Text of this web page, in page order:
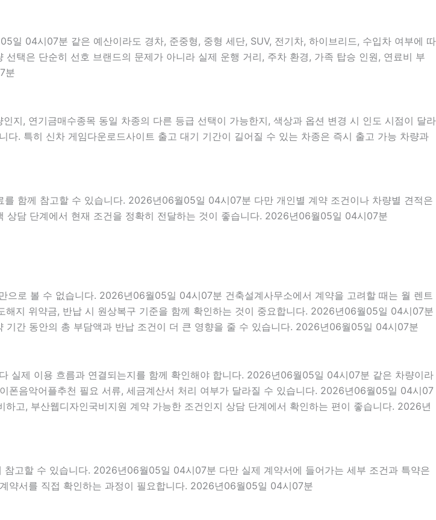
04시07분 같은 예산이라도 경차, 준중형, 중형 세단, SUV, 전기차, 하이브리드, 수입차 여부에 따
택은 단순히 선호 브랜드의 문제가 아니라 실제 운행 거리, 주차 환경, 가족 탑승 인원, 연료비 부
분
지, 연기금매수종목 동일 차종의 다른 등급 선택이 가능한지, 색상과 옵션 변경 시 인도 시점이 달라
. 특히 신차 게임다운로드사이트 출고 대기 기간이 길어질 수 있는 차종은 즉시 출고 가능 차량과
를 함께 참고할 수 있습니다. 2026년06월05일 04시07분 다만 개인별 계약 조건이나 차량별 견적은
담 단계에서 현재 조건을 정확히 전달하는 것이 좋습니다. 2026년06월05일 04시07분
로 볼 수 없습니다. 2026년06월05일 04시07분 건축설계사무소에서 계약을 고려할 때는 월 렌트
지 위약금, 반납 시 원상복구 기준을 함께 확인하는 것이 중요합니다. 2026년06월05일 04시07분
간 동안의 총 부담액과 반납 조건이 더 큰 영향을 줄 수 있습니다. 2026년06월05일 04시07분
실제 이용 흐름과 연결되는지를 함께 확인해야 합니다. 2026년06월05일 04시07분 같은 차량이라
폰음악어플추천 필요 서류, 세금계산서 처리 여부가 달라질 수 있습니다. 2026년06월05일 04시07
고, 부산웹디자인국비지원 계약 가능한 조건인지 상담 단계에서 확인하는 편이 좋습니다. 2026년
참고할 수 있습니다. 2026년06월05일 04시07분 다만 실제 계약서에 들어가는 세부 조건과 특약은
약서를 직접 확인하는 과정이 필요합니다. 2026년06월05일 04시07분